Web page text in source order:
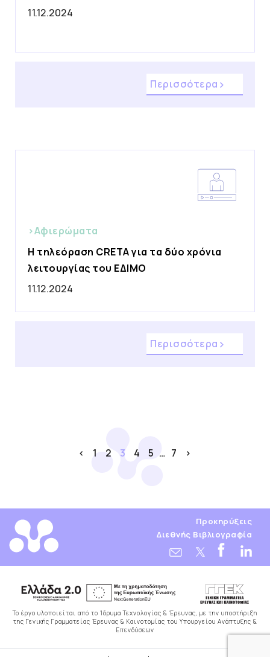
11.12.2024
Περισσότερα
>Αφιερώματα
Η τηλεόραση CRETA για τα δύο χρόνια
λειτουργίας του ΕΔΙΜΟ
11.12.2024
Περισσότερα
< 1 2 3 4 5 … 7 >
Προκηρύξεις
Διεθνής Βιβλιογραφία
Το έργο υλοποιείται από το Ίδρυμα Τεχνολογίας & Έρευνας, με την υποστήριξη
της Γενικής Γραμματείας Έρευνας & Καινοτομίας του Υπουργείου Ανάπτυξης &
Επενδύσεων